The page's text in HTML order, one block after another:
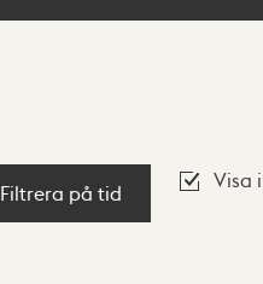
Filtrera på tid
Visa